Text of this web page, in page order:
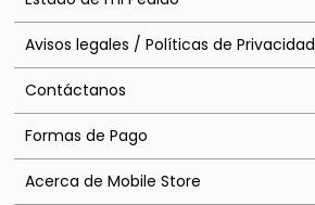
Avisos legales / Políticas de Privacidad
Contáctanos
Formas de Pago
Acerca de Mobile Store